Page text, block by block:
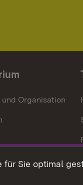
Organisation
für Sie optimal